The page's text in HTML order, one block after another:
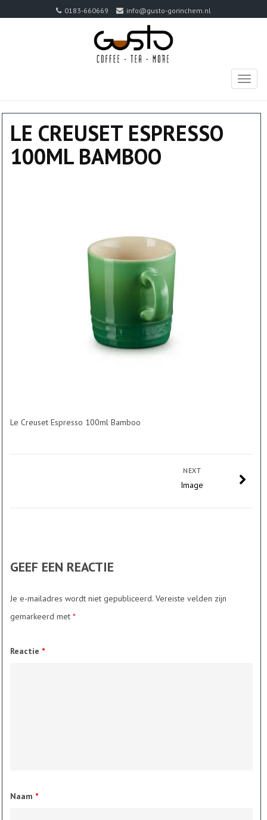
0183-660669 info@gusto-gorinchem.nl
LE CREUSET ESPRESSO
100ML BAMBOO
Le Creuset Espresso 100ml Bamboo
NEXT
Image
GEEF EEN REACTIE
Je e-mailadres wordt niet gepubliceerd. Vereiste velden zijn
gemarkeerd met*
Reactie *
Naam *